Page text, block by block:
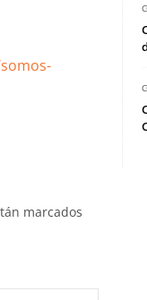
marcados